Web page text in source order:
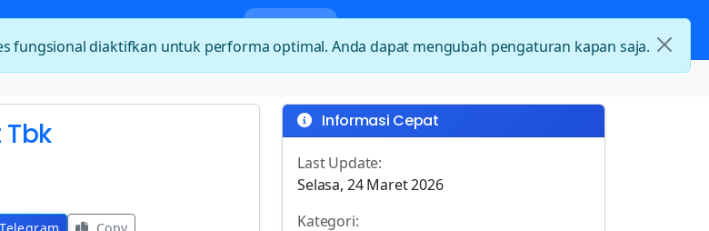
Tbk Informasi Cepat
Last Update:
Selasa, 24 Maret 2026
Kategori:
fungsional diaktifkan untuk performa optimal. Anda dapat mengubah pengaturan kapan saja.